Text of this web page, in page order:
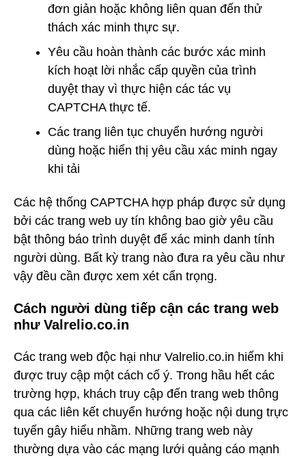
đơn giản hoặc không liên quan đến thử
thách xác minh thực sự.
Yêu cầu hoàn thành các bước xác minh
kích hoạt lời nhắc cấp quyền của trình
duyệt thay vì thực hiện các tác vụ
CAPTCHA thực tế.
Các trang liên tục chuyển hướng người
dùng hoặc hiển thị yêu cầu xác minh ngay
khi tải
Các hệ thống CAPTCHA hợp pháp được sử dụng
bởi các trang web uy tín không bao giờ yêu cầu
bật thông báo trình duyệt để xác minh danh tính
người dùng. Bất kỳ trang nào đưa ra yêu cầu như
vậy đều cần được xem xét cẩn trọng.
Cách người dùng tiếp cận các trang web
như Valrelio.co.in
Các trang web độc hại như Valrelio.co.in hiếm khi
được truy cập một cách cố ý. Trong hầu hết các
trường hợp, khách truy cập đến trang web thông
qua các liên kết chuyển hướng hoặc nội dung trực
tuyến gây hiểu nhầm. Những trang web này
thường dựa vào các mạng lưới quảng cáo mạnh